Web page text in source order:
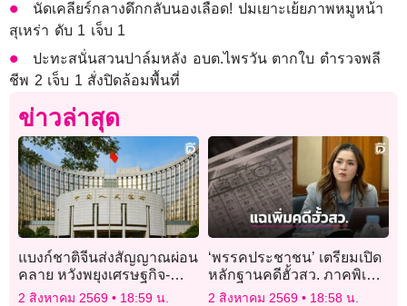
นัดเคลียร์กลางดึกกลับนองเลือด! ปมเยาะเย้ยภาพหมูหน้า
สุเหร่า ดับ 1 เจ็บ 1
ปะทะสนั่นสวนปาล์มหลัง อบต.ไพรวัน ตากใบ ตำรวจพลี
ชีพ 2 เจ็บ 1 สั่งปิดล้อมพื้นที่
ข่าวล่าสุด
แบงก์ชาติจีนส่งสัญญาณผ่อน
คลาย หวังพยุงเศรษฐกิจ-
หนุนเงินหยวน
2 สิงหาคม 2569 18:59 น.
‘พรรคประชาชน’ เตรียมเปิด
หลักฐานคดีฮั้วสว. ภาคพิเศษ
4 ส.ค.
2 สิงหาคม 2569 18:58 น.